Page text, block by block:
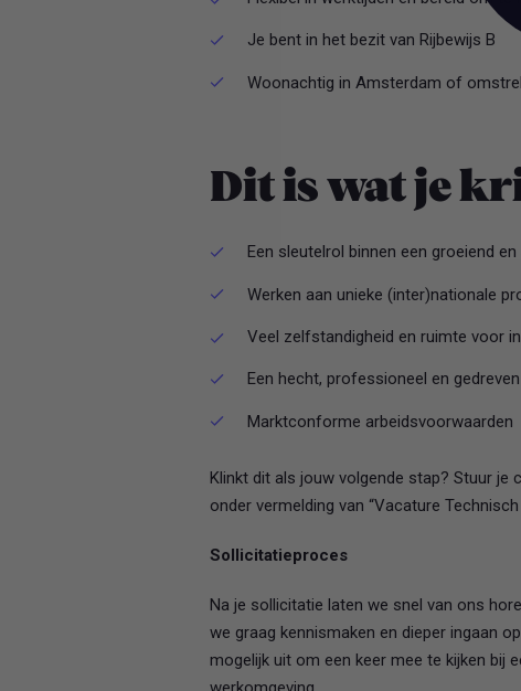
Je bent in het bezit van Rijbewijs B
Woonachtig in Amsterdam of
Dit is wat je
Een sleutelrol binnen een groeiend
Werken aan unieke (inter)nationale
Veel zelfstandigheid en ruimte voor
Een hecht, professioneel en
Marktconforme arbeidsvoorwaarden
Klinkt dit als jouw volgende stap? Stuur
onder vermelding van “Vacature
Sollicitatieproces
Na je sollicitatie laten we snel van ons
we graag kennismaken en dieper ingaan
mogelijk uit om een keer mee te kijken bij